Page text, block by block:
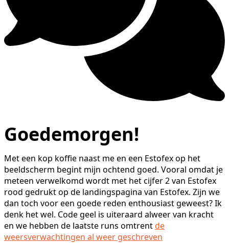
Goedemorgen!
Met een kop koffie naast me en een Estofex op het
beeldscherm begint mijn ochtend goed. Vooral omdat je
meteen verwelkomd wordt met het cijfer 2 van Estofex
rood gedrukt op de landingspagina van Estofex. Zijn we
dan toch voor een goede reden enthousiast geweest? Ik
denk het wel. Code geel is uiteraard alweer van kracht
en we hebben de laatste runs omtrentde
weersverwachtingen al weer geschreven